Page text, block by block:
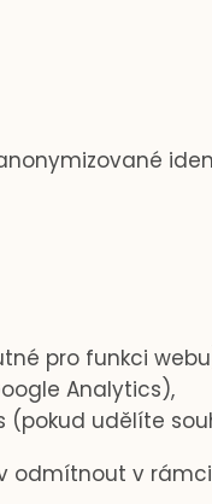
pro funkci
Analytics),
(pokud udělíte
odmítnout v